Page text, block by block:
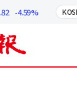
-4.59%